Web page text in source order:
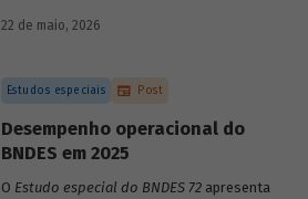
quanto o estímulo a um estado ou setor
metodologia de construção de matrizes
22 de maio, 2026
Estudos especiais Post
Desempenho operacional do
BNDES em 2025
O Estudo especial do BNDES 72 apresenta